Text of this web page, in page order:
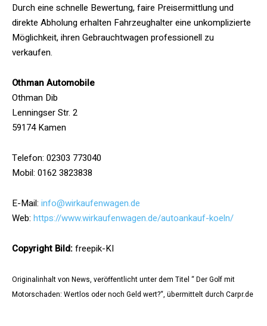
Durch eine schnelle Bewertung, faire Preisermittlung und
direkte Abholung erhalten Fahrzeughalter eine unkomplizierte
Möglichkeit, ihren Gebrauchtwagen professionell zu
verkaufen.
Othman Automobile
Othman Dib
Lenningser Str. 2
59174 Kamen
Telefon: 02303 773040
Mobil: 0162 3823838
E-Mail: info@wirkaufenwagen.de
Web: https://www.wirkaufenwagen.de/autoankauf-koeln/
Copyright Bild:freepik-KI
Originalinhalt von News, veröffentlicht unter dem Titel “ Der Golf mit
Motorschaden: Wertlos oder noch Geld wert?“, übermittelt durch Carpr.de